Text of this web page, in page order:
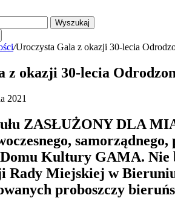
Wyszukaj
/Uroczysta Gala z okazji 30-lecia
z okazji 30-lecia
2021
ZASŁUŻONY DLA
Kultury GAMA. Nie
Rady Miejskiej w
proboszczy